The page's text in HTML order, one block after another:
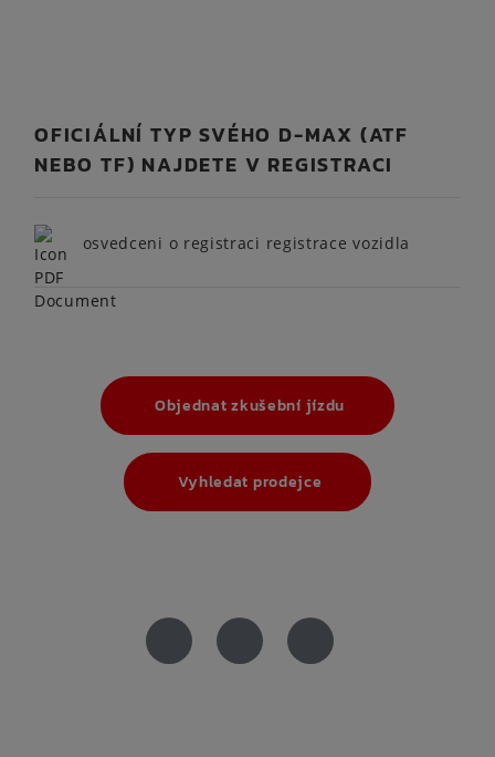
OFICIÁLNÍ TYP SVÉHO D-MAX (ATF
NEBO TF) NAJDETE V REGISTRACI
osvedceni o registraci registrace vozidla
Objednat zkušební jízdu
Vyhledat prodejce